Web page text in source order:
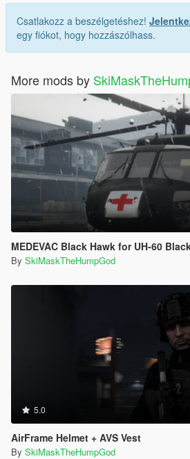
Csatlakozz a beszélgetéshez!
egy fiókot, hogy hozzászólhass.
More mods by
MEDEVAC Black Hawk for UH-60
By SkiMaskTheHumpGod
5.0
AirFrame Helmet + AVS Vest
By SkiMaskTheHumpGod